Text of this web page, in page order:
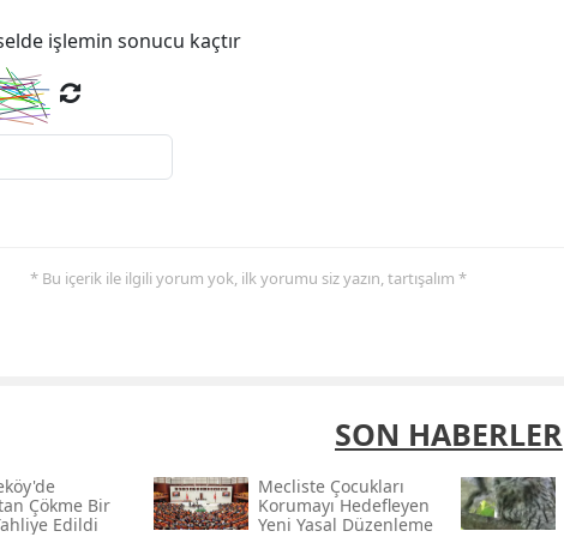
işlemin sonucu kaçtır
* Bu içerik ile ilgili yorum yok, ilk yorumu siz yazın, tartışalım *
SON HABERLER
Çökme Bir
Edildi
Mecliste Çocukları
Korumayı Hedefleyen
Yeni Yasal Düzenleme